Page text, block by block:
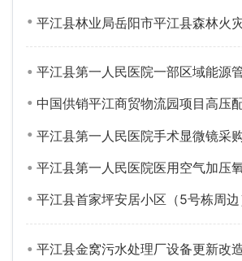
平江县林业局岳阳市平江县森林火灾高风险区林火阻隔系统建设项目-苗木和化肥采购重
平江县第一人民医院一部区域能源管理节能服务项
中国供销平江商贸物流园项目高压配电设备采购
平江县第一人民医院手术显微镜采购项目
平江县第一人民医院医用空气加压氧舱
平江县首家坪安居小区（5号栋周边）市政配套
平江县金窝污水处理厂设备更新改造项目